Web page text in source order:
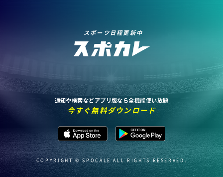
スポーツ日程更新中
通知や検索などアプリ版なら全機能使い放題
今すぐ無料ダウンロード
COPYRIGHT © SPOCALE ALL RIGHTS RESERVED.